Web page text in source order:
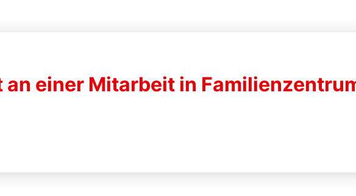
einer Mitarbeit in